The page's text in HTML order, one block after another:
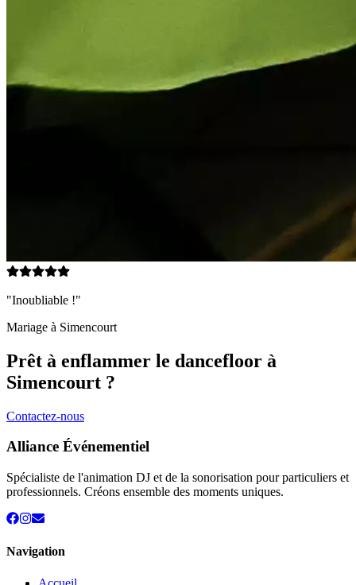
"Inoubliable !"
Mariage à Simencourt
Prêt à enflammer le dancefloor à
Simencourt ?
Contactez-nous
Alliance Événementiel
Spécialiste de l'animation DJ et de la sonorisation pour particuliers et
professionnels. Créons ensemble des moments uniques.
Navigation